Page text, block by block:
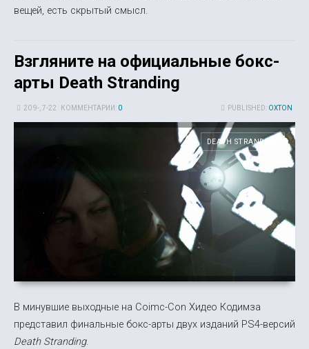
вещей, есть скрытый смысл.
Взгляните на официальные бокс-
арты Death Stranding
PUBLISHED: OXTON
20 9-, 7-22 КОММЕНТАРИИ: 0
DEATH STRANDING
В минувшие выходные на Coimc-Con Хидео Кодимза
представил финальные бокс-арты двух изданий PS4-версий
Death Stranding.